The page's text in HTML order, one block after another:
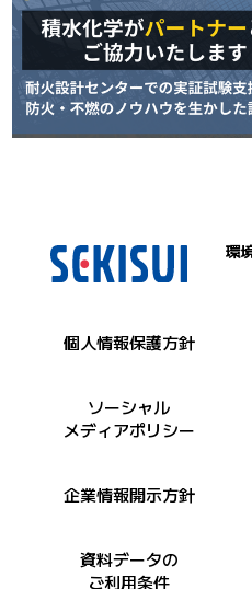
環
個人情報保護方針
ソーシャル
メディアポリシー
企業情報開示方針
資料データの
ご利用条件